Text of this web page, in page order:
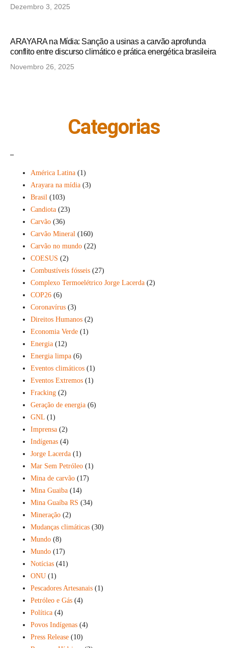
Dezembro 3, 2025
ARAYARA na Mídia: Sanção a usinas a carvão aprofunda
conflito entre discurso climático e prática energética brasileira
Novembro 26, 2025
Categorias
América Latina (1)
Arayara na mídia (3)
Brasil (103)
Candiota (23)
Carvão (36)
Carvão Mineral (160)
Carvão no mundo (22)
COESUS (2)
Combustíveis fósseis (27)
Complexo Termoelétrico Jorge Lacerda (2)
COP26 (6)
Coronavírus (3)
Direitos Humanos (2)
Economia Verde (1)
Energia (12)
Energia limpa (6)
Eventos climáticos (1)
Eventos Extremos (1)
Fracking (2)
Geração de energia (6)
GNL (1)
Imprensa (2)
Indígenas (4)
Jorge Lacerda (1)
Mar Sem Petróleo (1)
Mina de carvão (17)
Mina Guaiba (14)
Mina Guaíba RS (34)
Mineração (2)
Mudanças climáticas (30)
Mundo (8)
Mundo (17)
Notícias (41)
ONU (1)
Pescadores Artesanais (1)
Petróleo e Gás (4)
Política (4)
Povos Indígenas (4)
Press Release (10)